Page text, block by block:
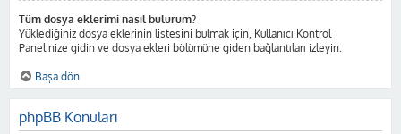
Tüm dosya eklerimi nasıl bulurum?
Yüklediğiniz dosya eklerinin listesini bulmak için, Kullanıcı Kontrol
Panelinize gidin ve dosya ekleri bölümüne giden bağlantıları izleyin.
Başa dön
phpBB Konuları